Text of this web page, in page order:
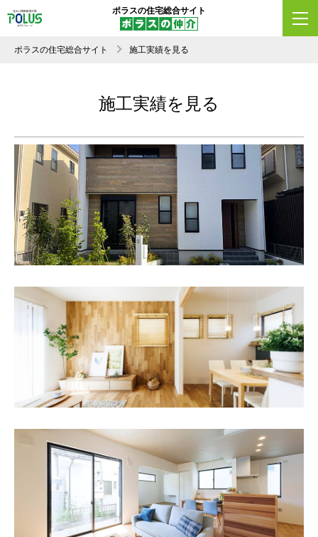
ポラスの住宅総合サイト
ポラスの住宅総合サイト 施工実績を見る
施工実績を見る